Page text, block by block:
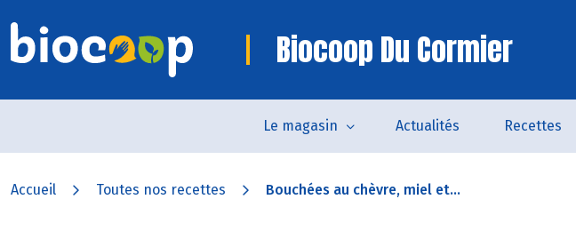
Biocoop Du Cormier
Le magasin Actualités Recettes
Accueil Toutes nos recettes Bouchées au chèvre, miel et...